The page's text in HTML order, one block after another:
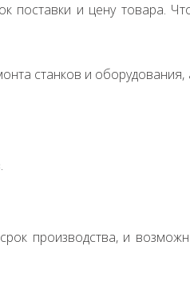
поставки и цену товара.
станков и оборудования,
производства, и